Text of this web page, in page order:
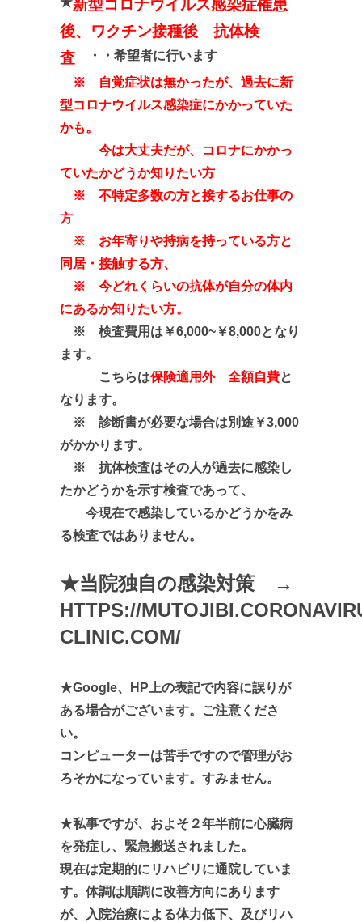
新型コロナウイルス感染症罹患
後、ワクチン接種後 抗体検
査 ・・希望者に行います
※ 自覚症状は無かったが、過去に新
型コロナウイルス感染症にかかっていた
かも。
今は大丈夫だが、コロナにかかっ
ていたかどうか知りたい方
※ 不特定多数の方と接するお仕事の
方
※ お年寄りや持病を持っている方と
同居・接触する方、
※ 今どれくらいの抗体が自分の体内
にあるか知りたい方。
※ 検査費用は￥6,000~￥8,000となり
ます。
こちらは保険適用外 全額自費と
なります。
※ 診断書が必要な場合は別途￥3,000
がかかります。
※ 抗体検査はその人が過去に感染し
たかどうかを示す検査であって、
今現在で感染しているかどうかをみ
る検査ではありません。
★当院独自の感染対策 →
HTTPS://
CLINIC.COM/
★Google、HP上の表記で内容に誤りが
ある場合がございます。ご注意くださ
い。
コンピューターは苦手ですので管理がお
ろそかになっています。すみません。
★私事ですが、およそ２年半前に心臓病
を発症し、緊急搬送されました。
現在は定期的にリハビリに通院していま
す。体調は順調に改善方向にあります
が、入院治療による体力低下、及びリハ